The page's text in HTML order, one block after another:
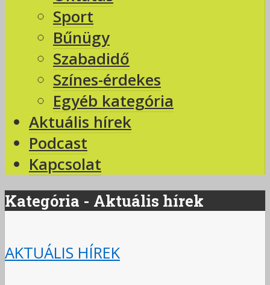
Sport
Bűnügy
Szabadidő
Színes-érdekes
Egyéb kategória
Aktuális hírek
Podcast
Kapcsolat
Kategória - Aktuális hírek
AKTUÁLIS HÍREK